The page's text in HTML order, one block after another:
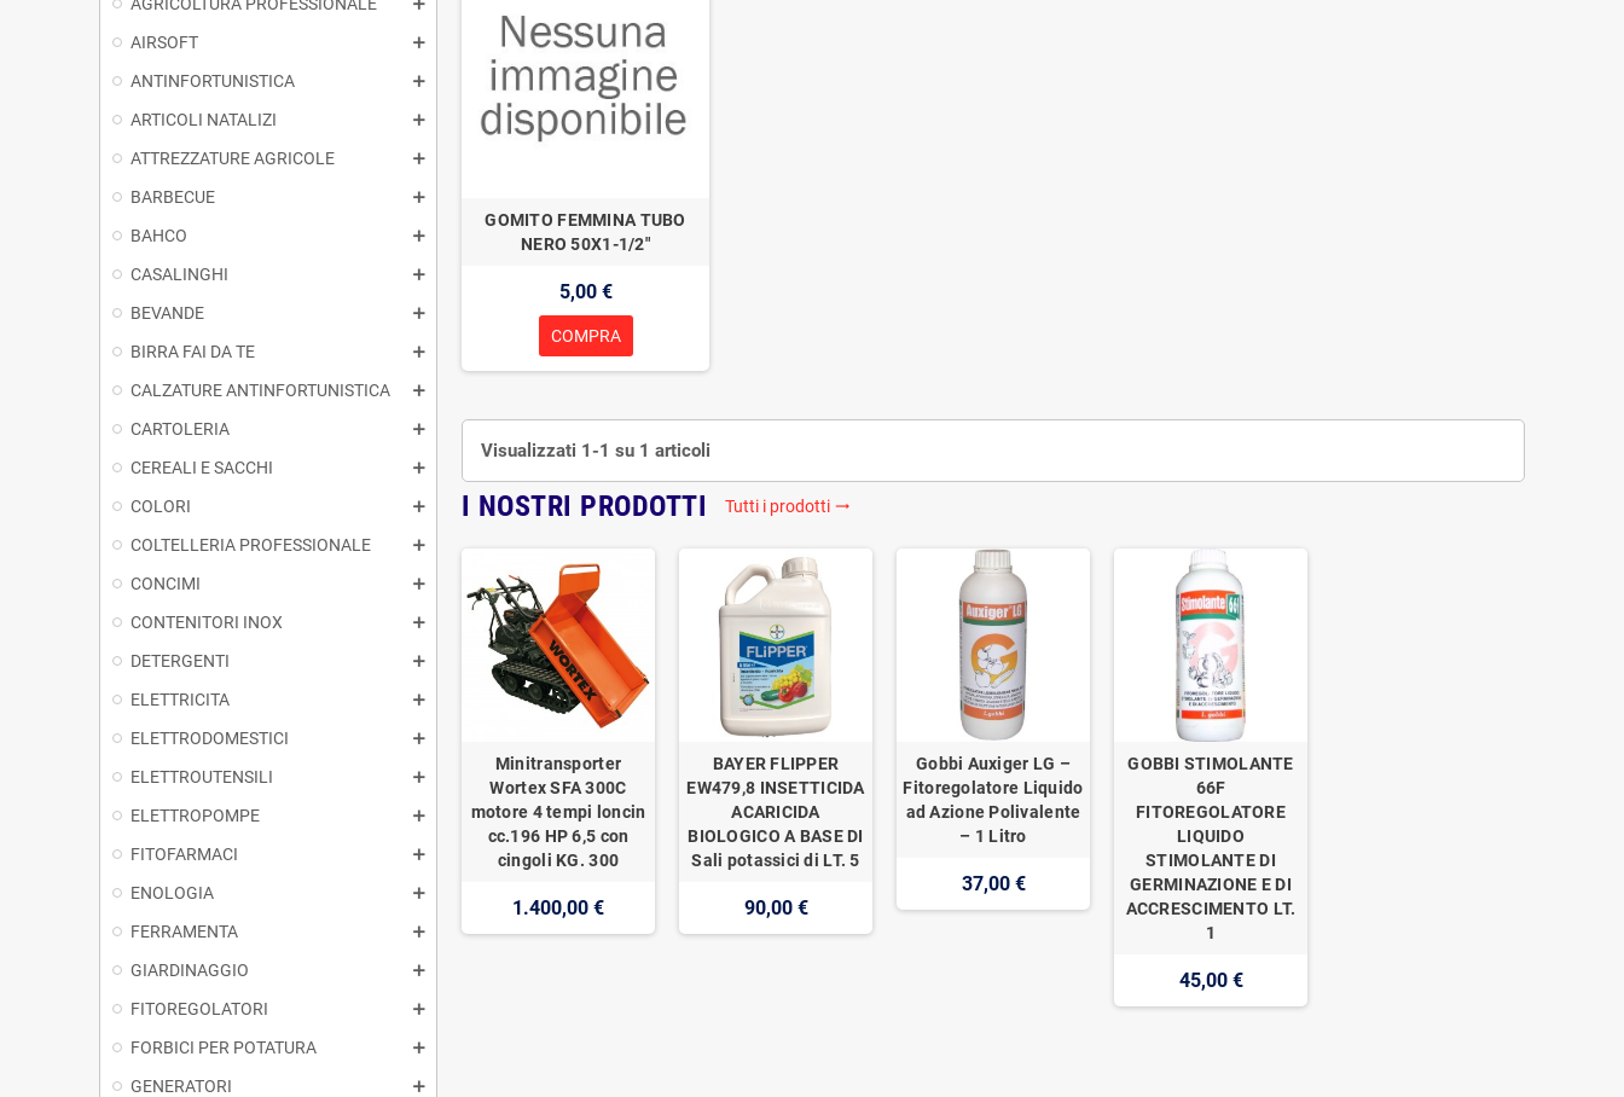
AIRSOFT
ANTINFORTUNISTICA
ARTICOLI NATALIZI
ATTREZZATURE AGRICOLE
BARBECUE
BAHCO
CASALINGHI
BEVANDE
BIRRA FAI DA TE
CALZATURE ANTINFORTUNISTICA
CARTOLERIA
CEREALI E SACCHI
COLORI
COLTELLERIA PROFESSIONALE
CONCIMI
CONTENITORI INOX
DETERGENTI
ELETTRICITA
ELETTRODOMESTICI
ELETTROUTENSILI
ELETTROPOMPE
FITOFARMACI
ENOLOGIA
FERRAMENTA
GIARDINAGGIO
FITOREGOLATORI
FORBICI PER POTATURA
GENERATORI
GOMITO FEMMINA TUBO
NERO 50X1-1/2"
5,00 €
COMPRA
Visualizzati 1-1 su 1 articoli
I NOSTRI PRODOTTI Tutti i prodotti trending_flat
Minitransporter
Wortex SFA 300C
motore 4 tempi loncin
cc.196 HP 6,5 con
cingoli KG. 300
1.400,00 €
BAYER FLIPPER
EW479,8 INSETTICIDA
ACARICIDA
BIOLOGICO A BASE DI
Sali potassici di LT. 5
90,00 €
Gobbi Auxiger LG –
Fitoregolatore Liquido
ad Azione Polivalente
– 1 Litro
37,00 €
GOBBI STIMOLANTE
66F
FITOREGOLATORE
LIQUIDO
STIMOLANTE DI
GERMINAZIONE E DI
ACCRESCIMENTO LT.
1
45,00 €